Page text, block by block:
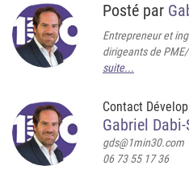
Posté par
Entrepreneur et
dirigeants de
suite...
Contact
Gabriel
gds@1min30.com
06 73 55 17 36